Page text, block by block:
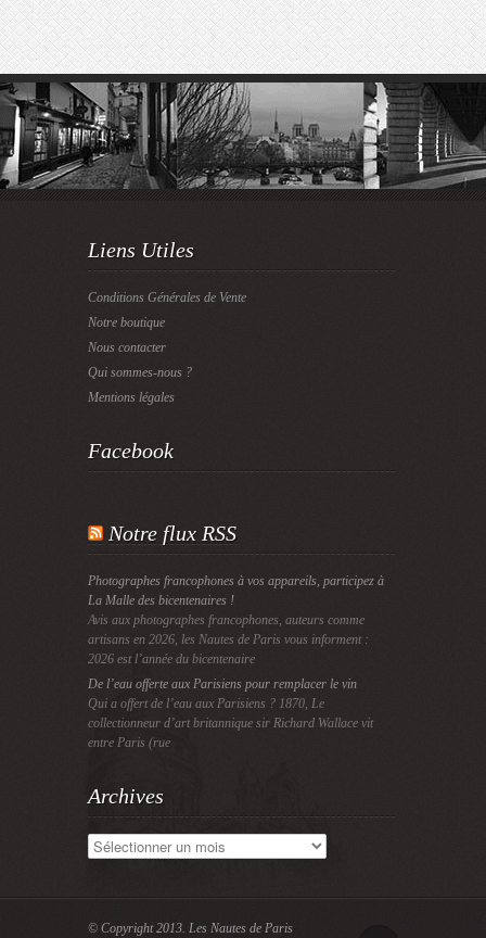
Liens Utiles
Conditions Générales de Vente
Notre boutique
Nous contacter
Qui sommes-nous ?
Mentions légales
Facebook
Notre flux RSS
Photographes francophones à vos appareils, participez à
La Malle des bicentenaires !
Avis aux photographes francophones, auteurs comme
artisans en 2026, les Nautes de Paris vous informent :
2026 est l’année du bicentenaire
De l’eau offerte aux Parisiens pour remplacer le vin
Qui a offert de l’eau aux Parisiens ? 1870, Le
collectionneur d’art britannique sir Richard Wallace vit
entre Paris (rue
Archives
Archives
© Copyright 2013. Les Nautes de Paris